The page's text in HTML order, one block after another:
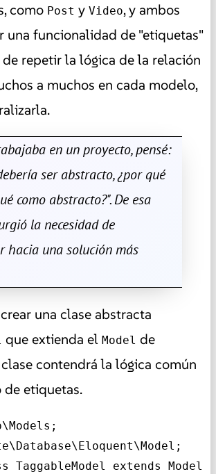
como Post y Video, y ambos
una funcionalidad de "etiquetas"
de repetir la lógica de la relación
a muchos en cada modelo,
en un proyecto, pensé:
ser abstracto, ¿por qué
como abstracto?". De esa
la necesidad de
hacia una solución más
una clase abstracta
que extienda el Model de
contendrá la lógica común
de etiquetas.
TaggableModel extends Model